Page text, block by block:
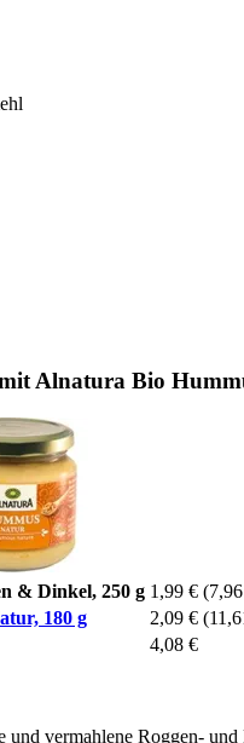
Alnatura Bio
& Dinkel, 250 g 1,99 €
180 g
2,09 €
4,08 €
und vermahlene Roggen-